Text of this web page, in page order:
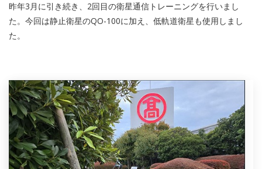
昨年3月に引き続き、2回目の衛星通信トレーニングを行いまし
た。今回は静止衛星のQO-100に加え、低軌道衛星も使用しまし
た。